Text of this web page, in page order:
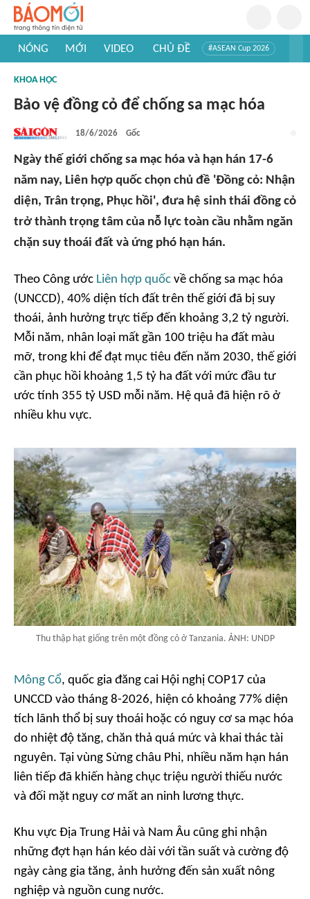
NÓNG MỚI VIDEO CHỦ ĐỀ #ASEAN Cup 2026
#Khám phá Việt Nam
KHOA HỌC
Bảo vệ đồng cỏ để chống sa mạc hóa
18/6/2026 Gốc
Ngày thế giới chống sa mạc hóa và hạn hán 17-6
năm nay, Liên hợp quốc chọn chủ đề 'Đồng cỏ: Nhận
diện, Trân trọng, Phục hồi', đưa hệ sinh thái đồng cỏ
trở thành trọng tâm của nỗ lực toàn cầu nhằm ngăn
chặn suy thoái đất và ứng phó hạn hán.
Theo Công ước Liên hợp quốc về chống sa mạc hóa
(UNCCD), 40% diện tích đất trên thế giới đã bị suy
thoái, ảnh hưởng trực tiếp đến khoảng 3,2 tỷ người.
Mỗi năm, nhân loại mất gần 100 triệu ha đất màu
mỡ, trong khi để đạt mục tiêu đến năm 2030, thế giới
cần phục hồi khoảng 1,5 tỷ ha đất với mức đầu tư
ước tính 355 tỷ USD mỗi năm. Hệ quả đã hiện rõ ở
nhiều khu vực.
Thu thập hạt giống trên một đồng cỏ ở Tanzania. ẢNH: UNDP
Mông Cổ, quốc gia đăng cai Hội nghị COP17 của
UNCCD vào tháng 8-2026, hiện có khoảng 77% diện
tích lãnh thổ bị suy thoái hoặc có nguy cơ sa mạc hóa
do nhiệt độ tăng, chăn thả quá mức và khai thác tài
nguyên. Tại vùng Sừng châu Phi, nhiều năm hạn hán
liên tiếp đã khiến hàng chục triệu người thiếu nước
và đối mặt nguy cơ mất an ninh lương thực.
Khu vực Địa Trung Hải và Nam Âu cũng ghi nhận
những đợt hạn hán kéo dài với tần suất và cường độ
ngày càng gia tăng, ảnh hưởng đến sản xuất nông
nghiệp và nguồn cung nước.